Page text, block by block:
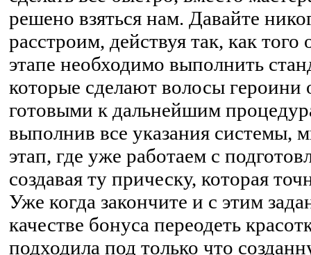
решено взяться нам. Давайте
расстроим, действуя так, как
этапе необходимо выполнить
которые сделают волосы героини
готовыми к дальнейшим
выполнив все указания системы,
этап, где уже работаем с
создавая ту прическу, которая
Уже когда закончите и с этим
качестве бонуса переодеть
подходила под только что